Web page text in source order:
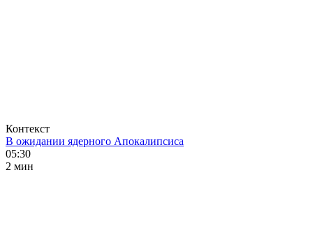
Контекст
В ожидании ядерного Апокалипсиса
05:30
2 мин